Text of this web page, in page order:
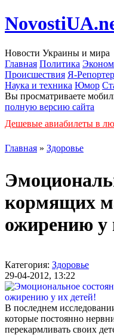
Новости Украины и мира
Главная Политика
Происшествия Я-Репортер
Наука и техника Юмор
Вы просматриваете
полную версию сайта
Дешевые авиабилеты в
Главная » Здоровье
кормящих
ожирению у
Категория: Здоровье
29-04-2012, 13:22
В последнем
которые постоянно
перекармливать своих